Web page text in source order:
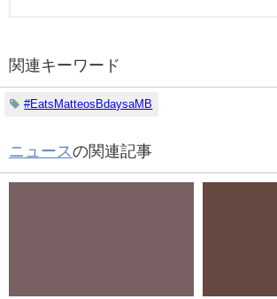
関連キーワード
#EatsMatteosBdaysaMB
ニュースの関連記事